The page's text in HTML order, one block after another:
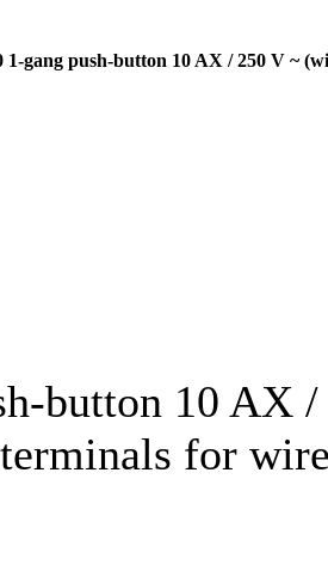
1-gang push-button 10 AX / 250 V ~
button 10 AX
for